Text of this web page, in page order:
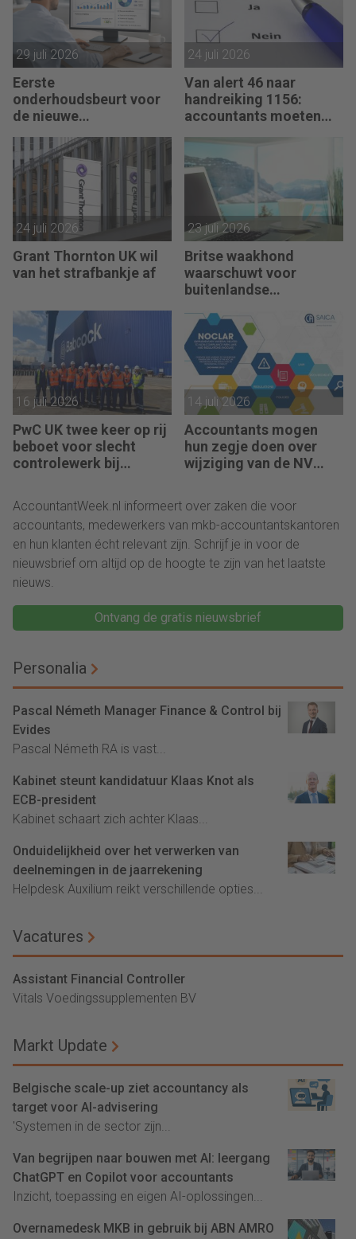
29 juli 2026
Eerste
onderhoudsbeurt voor
de nieuwe
verklaringengenerator
voor accountants
24 juli 2026
Van alert 46 naar
handreiking 1156:
accountants moeten
hun zegje doen
24 juli 2026
Grant Thornton UK wil
van het strafbankje af
23 juli 2026
Britse waakhond
waarschuwt voor
buitenlandse
kantoren
16 juli 2026
PwC UK twee keer op rij
beboet voor slecht
controlewerk bij
14 juli 2026
Accountants mogen
hun zegje doen over
wijziging van de NV
AccountantWeek.nl informeert over zaken die voor
accountants, medewerkers van mkb-accountantskantoren
en hun klanten écht relevant zijn. Schrijf je in voor de
nieuwsbrief om altijd op de hoogte te zijn van het laatste
nieuws.
Ontvang de gratis nieuwsbrief
Personalia
Pascal Németh Manager Finance & Control bij
Evides
Pascal Németh RA is vast...
Kabinet steunt kandidatuur Klaas Knot als
ECB-president
Kabinet schaart zich achter Klaas...
Onduidelijkheid over het verwerken van
deelnemingen in de jaarrekening
Helpdesk Auxilium reikt verschillende opties...
Vacatures
Assistant Financial Controller
Vitals Voedingssupplementen BV
Markt Update
Belgische scale-up ziet accountancy als
target voor AI-advisering
'Systemen in de sector zijn...
Van begrijpen naar bouwen met AI: leergang
ChatGPT en Copilot voor accountants
Inzicht, toepassing en eigen AI-oplossingen...
Overnamedesk MKB in gebruik bij ABN AMRO